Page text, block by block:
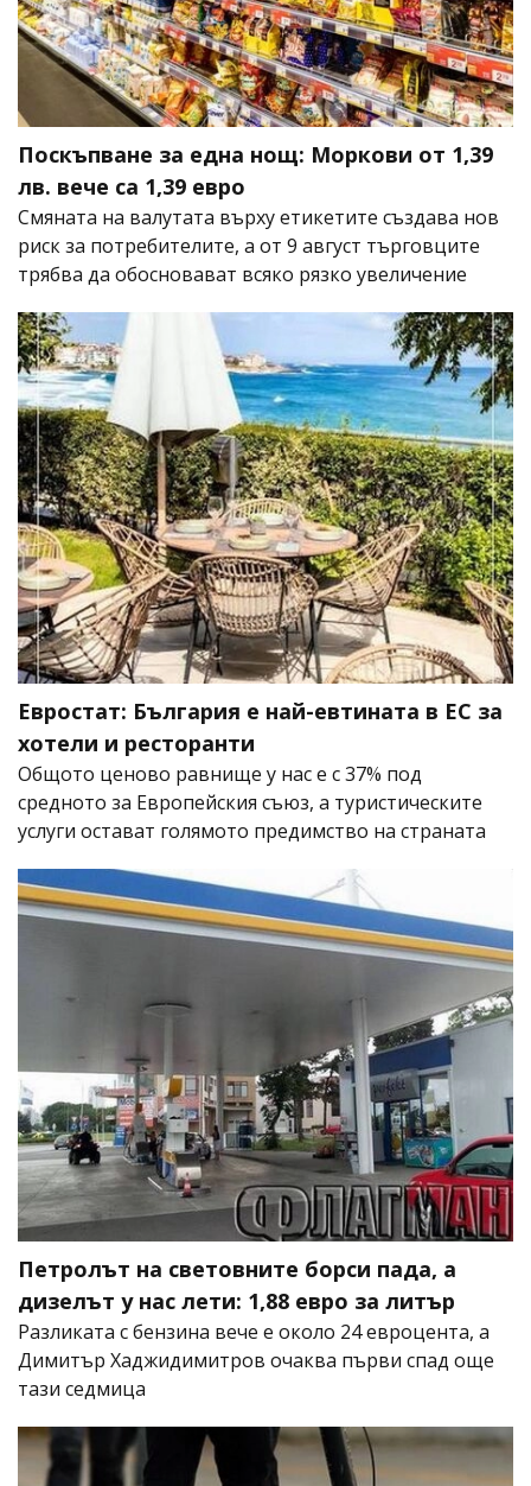
Поскъпване за една нощ: Моркови от 1,39
лв. вече са 1,39 евро
Смяната на валутата върху етикетите създава нов
риск за потребителите, а от 9 август търговците
трябва да обосновават всяко рязко увеличение
Евростат: България е най-евтината в ЕС за
хотели и ресторанти
Общото ценово равнище у нас е с 37% под
средното за Европейския съюз, а туристическите
услуги остават голямото предимство на страната
Петролът на световните борси пада, а
дизелът у нас лети: 1,88 евро за литър
Разликата с бензина вече е около 24 евроцента, а
Димитър Хаджидимитров очаква първи спад още
тази седмица